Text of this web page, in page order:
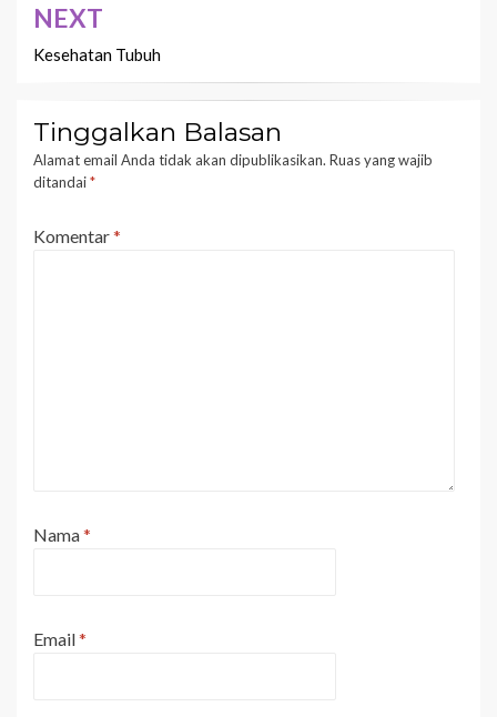
NEXT
Kesehatan Tubuh
Tinggalkan Balasan
Alamat email Anda tidak akan dipublikasikan. Ruas yang wajib
ditandai*
Komentar*
Nama*
Email*